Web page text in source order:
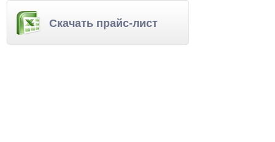
Скачать прайс-лист